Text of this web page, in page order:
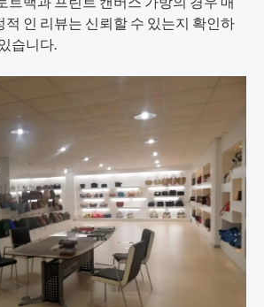
적 인 리뷰는 신뢰할 수 있는지 확인하
습니다.